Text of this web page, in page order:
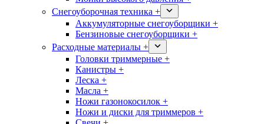
Снегоуборочная техника +
Аккумуляторные снегоуборщики +
Бензиновые снегоуборщики +
Расходные материалы +
Головки триммерные +
Канистры +
Леска +
Масла +
Ножи газонокосилок +
Ножи и диски для триммеров +